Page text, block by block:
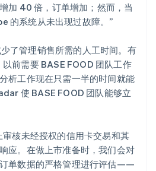
加 40 倍，订单增加；然而，当
的系统从未出现过故障。”
了管理销售所需的人工时间。有
前需要 BASE FOOD 团队工作
析工作现在只需一半的时间就能
使 BASE FOOD 团队能够立
审核未经授权的信用卡交易和其
应。在做上市准备时，我们会对
单数据的严格管理进行评估——